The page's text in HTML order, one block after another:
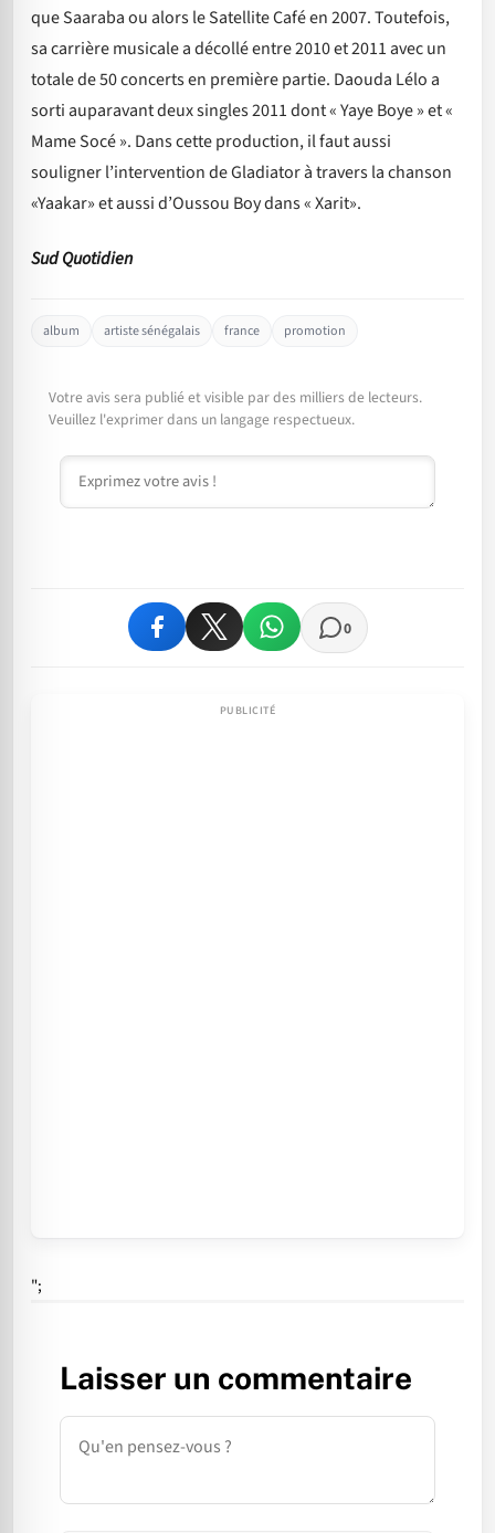
que Saaraba ou alors le Satellite Café en 2007. Toutefois,
sa carrière musicale a décollé entre 2010 et 2011 avec un
totale de 50 concerts en première partie. Daouda Lélo a
sorti auparavant deux singles 2011 dont « Yaye Boye » et «
Mame Socé ». Dans cette production, il faut aussi
souligner l’intervention de Gladiator à travers la chanson
«Yaakar» et aussi d’Oussou Boy dans « Xarit».
Sud Quotidien
album artiste sénégalais france promotion
Votre avis sera publié et visible par des milliers de lecteurs.
Veuillez l'exprimer dans un langage respectueux.
Commentaire
0
";
Laisser un commentaire
Commentaire